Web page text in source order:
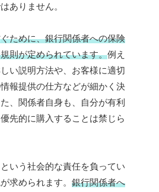
ありません。
ために、銀行関係者への保険
則が定められています。例え
い説明方法や、お客様に適切
報提供の仕方などが細かく決
、関係者自身も、自分が有利
先的に購入することは禁じら
いう社会的な責任を負ってい
求められます。 銀行関係者へ